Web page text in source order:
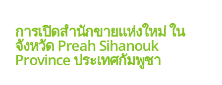
การเปิดสำนักขายแห่งใหม่ ใน
จังหวัด Preah Sihanouk
Province ประเทศกัมพูชา